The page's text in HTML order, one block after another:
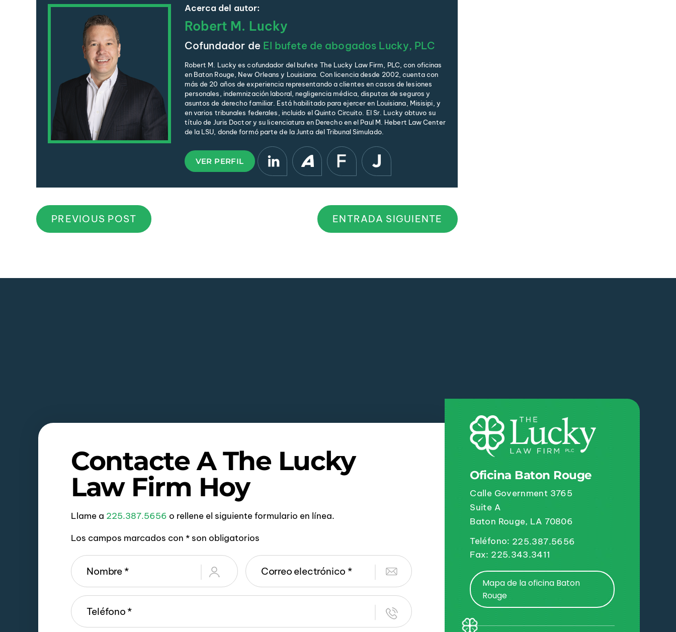
Acerca del autor:
Robert M. Lucky
Cofundador de El bufete de abogados Lucky, PLC
Robert M. Lucky es cofundador del bufete The Lucky Law Firm, PLC, con oficinas
en Baton Rouge, New Orleans y Louisiana. Con licencia desde 2002, cuenta con
más de 20 años de experiencia representando a clientes en casos de lesiones
personales, indemnización laboral, negligencia médica, disputas de seguros y
asuntos de derecho familiar. Está habilitado para ejercer en Louisiana, Misisipi, y
en varios tribunales federales, incluido el Quinto Circuito. El Sr. Lucky obtuvo su
título de Juris Doctor y su licenciatura en Derecho en el Paul M. Hebert Law Center
de la LSU, donde formó parte de la Junta del Tribunal Simulado.
VER PERFIL
PREVIOUS POST ENTRADA SIGUIENTE
Contacte A The Lucky
Law Firm Hoy
Llame a 225.387.5656 o rellene el siguiente formulario en línea.
Los campos marcados con * son obligatorios
Oficina Baton Rouge
Calle Government 3765
Suite A
Baton Rouge, LA 70806
Teléfono: 225.387.5656
Fax: 225.343.3411
Mapa de la oficina Baton
Rouge